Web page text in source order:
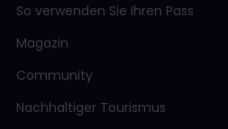
So verwenden Sie Ihren Pass
Magazin
Community
Nachhaltiger Tourismus